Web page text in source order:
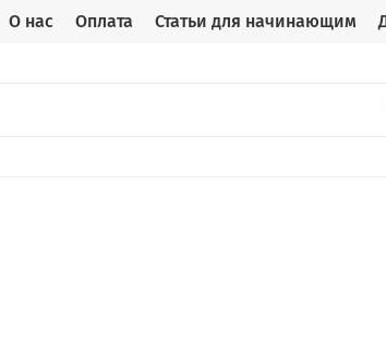
О нас Оплата Статьи для начинающим